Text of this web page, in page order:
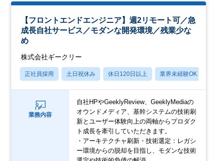
【フロントエンドエンジニア】週2リモート可／急
成長自社サービス／モダンな開発環境／残業少な
め
株式会社ギークリー
正社員採用 土日祝休み 休日120日以上 業界未経験OK
業務内容
自社HPやGeeklyReview、GeeklyMediaの
オウンドメディア、基幹システムの技術刷
新とユーザー体験向上の両軸からプロダク
ト成長を牽引していただきます。
・アーキテクチャ刷新・技術選定：レガシ
ー環境からの脱却を目指し、モダンな技術